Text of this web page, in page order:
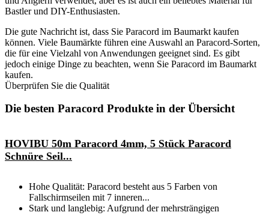
Bastler und DIY-Enthusiasten.
Die gute Nachricht ist, dass Sie Paracord im Baumarkt kaufen
können. Viele Baumärkte führen eine Auswahl an Paracord-Sorten,
die für eine Vielzahl von Anwendungen geeignet sind. Es gibt
jedoch einige Dinge zu beachten, wenn Sie Paracord im Baumarkt
kaufen.
Überprüfen Sie die Qualität
Die besten Paracord Produkte in der Übersicht
HOVIBU 50m Paracord 4mm, 5 Stück Paracord
Schnüre Seil...
Hohe Qualität: Paracord besteht aus 5 Farben von
Fallschirmseilen mit 7 inneren...
Stark und langlebig: Aufgrund der mehrsträngigen